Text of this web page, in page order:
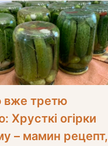
вже третю
Хрусткі огірки
– мамин рецепт,